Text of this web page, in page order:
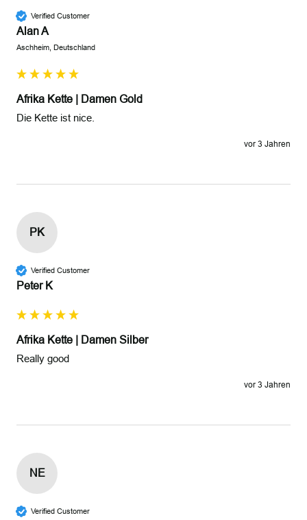
Verified Customer
Alan A
Aschheim, Deutschland
Afrika Kette | Damen Gold
Die Kette ist nice.
vor 3 Jahren
PK
Verified Customer
Peter K
Afrika Kette | Damen Silber
Really good
vor 3 Jahren
NE
Verified Customer